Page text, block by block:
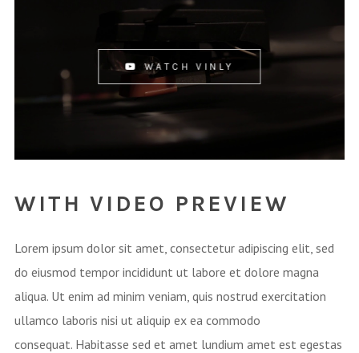
WATCH VINLY
WITH VIDEO PREVIEW
Lorem ipsum dolor sit amet, consectetur adipiscing elit, sed
do eiusmod tempor incididunt ut labore et dolore magna
aliqua. Ut enim ad minim veniam, quis nostrud exercitation
ullamco laboris nisi ut aliquip ex ea commodo
consequat. Habitasse sed et amet lundium amet est egestas